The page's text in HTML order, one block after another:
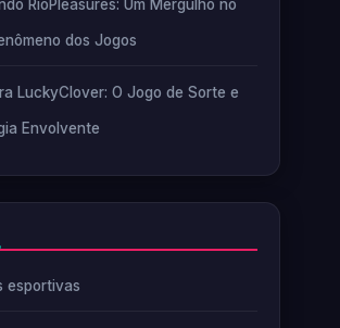
RioPleasures: Um Mergulho no
dos Jogos
LuckyClover: O Jogo de Sorte e
Envolvente
esportivas